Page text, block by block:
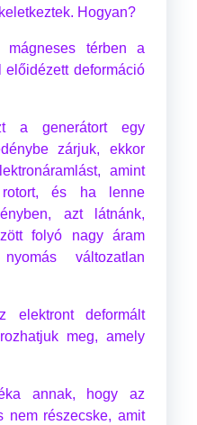
Hogyan?
térben a
előidézett deformáció
a generátort egy
zárjuk, ekkor
amint
és ha lenne
azt látnánk,
folyó nagy áram
változatlan
elektront deformált
meg, amely
annak, hogy az
nem részecske, amit